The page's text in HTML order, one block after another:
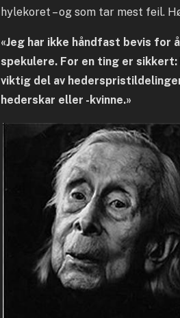
hylekoret – og som tar mest feil.
«Jeg har ikke håndfast bevis for
spekulere. For en ting er
viktig del av
hederskar eller -kvinne.»